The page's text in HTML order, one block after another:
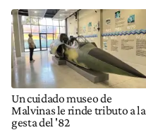
Un cuidado museo de
Malvinas le rinde tributo a la
gesta del '82